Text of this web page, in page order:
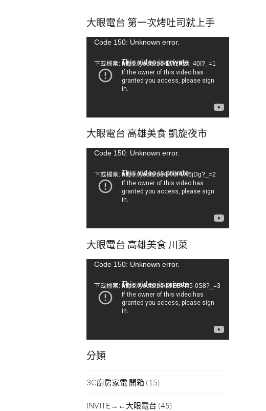
大眼電台 第一次烤吐司就上手
視Code 150: Unknown error.
下載檔案: https://youtu.be/tLWzRzx_40I?_=1
大眼電台 高雄美食 凱旋夜市
視Code 150: Unknown error.
下載檔案: https://youtu.be/b-XfFVK6jDg?_=2
大眼電台 高雄美食 川菜
視Code 150: Unknown error.
下載檔案: https://youtu.be/a9EBYN5-0S8?_=3
分類
3C廚房家電 開箱 (15)
INVITE→←大眼電台 (45)